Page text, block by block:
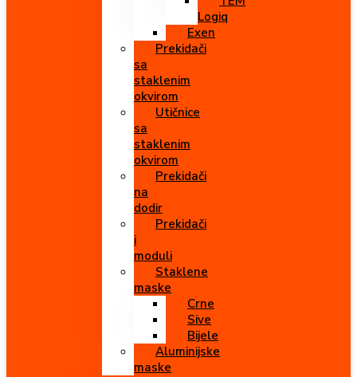
Logiq
Exen
Prekidači
sa
staklenim
okvirom
Utičnice
sa
staklenim
okvirom
Prekidači
na
dodir
Prekidači
i
moduli
Staklene
maske
Crne
Sive
Bijele
Aluminijske
maske